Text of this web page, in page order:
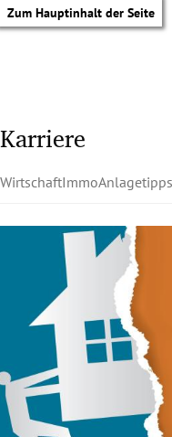
Zum Hauptinhalt der Seite
Untermenü
Untermenü
Karriere
WirtschaftImmoAnlagetipps